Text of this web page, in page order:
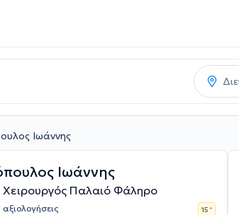
Ιωάννης
Ιωάννης
Χειρουργός Παλαιό Φάληρο
αξιολογήσεις 15 '